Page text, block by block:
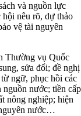
và nguồn lực
nêu rõ, dự thảo
vệ tài nguyên
Thường vụ Quốc
sửa đổi; đề nghị
ngữ, phục hồi các
nước; tiền cấp
nông nghiệp; hiện
nước…